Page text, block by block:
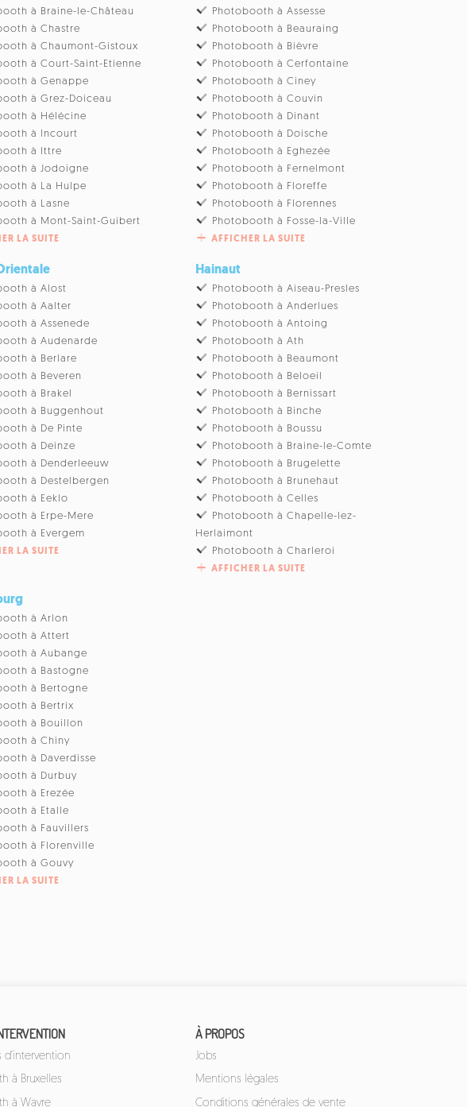
à Braine-le-Château
à Chastre
à Chaumont-Gistoux
à Court-Saint-Etienne
à Genappe
à Grez-Doiceau
à Hélécine
à Incourt
à Ittre
à Jodoigne
à La Hulpe
à Lasne
à Mont-Saint-Guibert
LA SUITE
Photobooth à Assesse
Photobooth à Beauraing
Photobooth à Bièvre
Photobooth à Cerfontaine
Photobooth à Ciney
Photobooth à Couvin
Photobooth à Dinant
Photobooth à Doische
Photobooth à Eghezée
Photobooth à Fernelmont
Photobooth à Floreffe
Photobooth à Florennes
Photobooth à Fosse-la-Ville
AFFICHER LA SUITE
à Alost
à Aalter
à Assenede
à Audenarde
à Berlare
à Beveren
à Brakel
à Buggenhout
à De Pinte
à Deinze
à Denderleeuw
à Destelbergen
à Eeklo
à Erpe-Mere
à Evergem
LA SUITE
Hainaut
Photobooth à Aiseau-Presles
Photobooth à Anderlues
Photobooth à Antoing
Photobooth à Ath
Photobooth à Beaumont
Photobooth à Beloeil
Photobooth à Bernissart
Photobooth à Binche
Photobooth à Boussu
Photobooth à Braine-le-Comte
Photobooth à Brugelette
Photobooth à Brunehaut
Photobooth à Celles
Photobooth à Chapelle-lez-
Herlaimont
Photobooth à Charleroi
AFFICHER LA SUITE
à Arlon
à Attert
à Aubange
à Bastogne
à Bertogne
à Bertrix
à Bouillon
à Chiny
à Daverdisse
à Durbuy
à Erezée
à Etalle
à Fauvillers
à Florenville
à Gouvy
LA SUITE
d'intervention
à Bruxelles
à Wavre
À PROPOS
Jobs
Mentions légales
Conditions générales de vente